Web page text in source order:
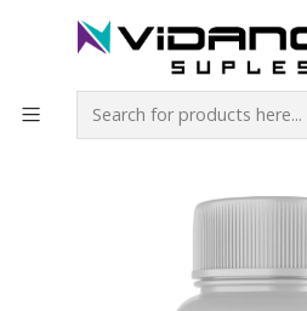
Productos Vidanova® Suples
URO - Vidanova® Suples